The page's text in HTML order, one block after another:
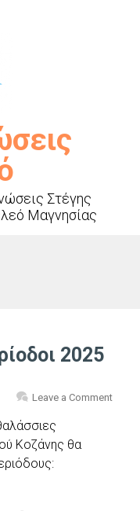
Στέγης
Μαγνησίας
2025
Leave a Comment
Κοζάνης θα